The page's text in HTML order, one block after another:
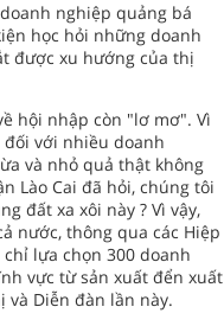
nghiệp quảng bá
học hỏi những doanh
được xu hướng của thị
hội nhập còn "lơ mơ". Vì
với nhiều doanh
và nhỏ quả thật không
Lào Cai đã hỏi, chúng tôi
đất xa xôi này ? Vì vậy,
nước, thông qua các Hiệp
chỉ lựa chọn 300 doanh
vực từ sản xuất đển xuất
và Diễn đàn lần này.